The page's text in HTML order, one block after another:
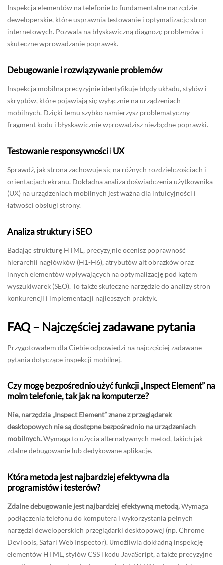
Inspekcja elementów na telefonie to fundamentalne narzędzie
deweloperskie, które usprawnia testowanie i optymalizację stron
internetowych. Pozwala na błyskawiczną diagnozę problemów i
skuteczne wprowadzanie poprawek.
Debugowanie i rozwiązywanie problemów
Inspekcja mobilna precyzyjnie identyfikuje błędy układu, stylów i
skryptów, które pojawiają się wyłącznie na urządzeniach
mobilnych. Dzięki temu szybko namierzysz problematyczny
fragment kodu i błyskawicznie wprowadzisz niezbędne poprawki.
Testowanie responsywności i UX
Sprawdź, jak strona zachowuje się na różnych rozdzielczościach i
orientacjach ekranu. Dokładna analiza doświadczenia użytkownika
(UX) na urządzeniach mobilnych jest ważna dla intuicyjności i
łatwości obsługi strony.
Analiza struktury i SEO
Badając strukturę HTML, precyzyjnie ocenisz poprawność
hierarchii nagłówków (H1-H6), atrybutów alt obrazków oraz
innych elementów wpływających na optymalizację pod kątem
wyszukiwarek (SEO). To także skuteczne narzędzie do analizy stron
konkurencji i implementacji najlepszych praktyk.
FAQ – Najczęściej zadawane pytania
Przygotowałem dla Ciebie odpowiedzi na najczęściej zadawane
pytania dotyczące inspekcji mobilnej.
Czy mogę bezpośrednio użyć funkcji „Inspect Element” na
moim telefonie, tak jak na komputerze?
Nie, narzędzia „Inspect Element” znane z przeglądarek
desktopowych nie są dostępne bezpośrednio na urządzeniach
mobilnych.Wymaga to użycia alternatywnych metod, takich jak
zdalne debugowanie lub dedykowane aplikacje.
Która metoda jest najbardziej efektywna dla
programistów i testerów?
Zdalne debugowanie jest najbardziej efektywną metodą.Wymaga
podłączenia telefonu do komputera i wykorzystania pełnych
narzędzi deweloperskich przeglądarki desktopowej (np. Chrome
DevTools, Safari Web Inspector). Umożliwia dokładną inspekcję
elementów HTML, stylów CSS i kodu JavaScript, a także precyzyjne